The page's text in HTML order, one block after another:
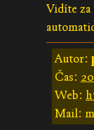
Vidíte
Autor:
Čas:
Web:
Mail: